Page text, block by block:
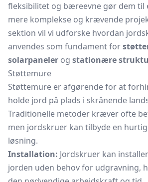
fleksibilitet og bæreevne gør dem til
mere komplekse og krævende
sektion vil vi udforske hvordan
anvendes som fundament for
solarpaneler og stationære
Støttemure
Støttemure er afgørende for at
holde jord på plads i skrånende
Traditionelle metoder kræver ofte
men jordskruer kan tilbyde en
løsning.
Installation: Jordskruer kan
jorden uden behov for udgravning,